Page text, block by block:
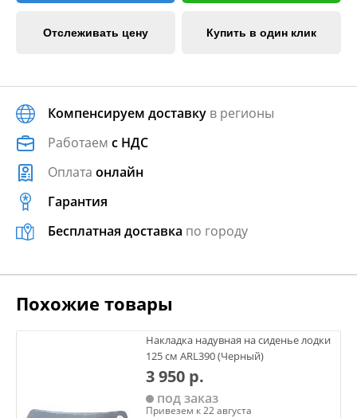
Отслеживать цену Купить в один клик
Компенсируем доставку в регионы
Работаем с НДС
Оплата онлайн
Гарантия
Бесплатная доставка по городу
Похожие товары
Накладка надувная на сиденье лодки
125 см ARL390 (Черный)
3 950 р.
под заказ
Привезем к 22 августа